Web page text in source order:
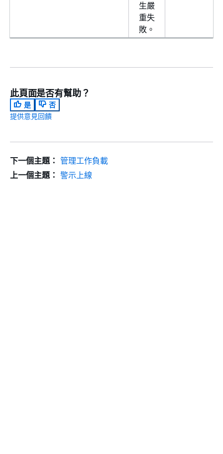
生嚴
重失
敗。
此頁面是否有幫助？
是
否
提供意見回饋
下一個主題： 管理工作負載
上一個主題： 警示上線